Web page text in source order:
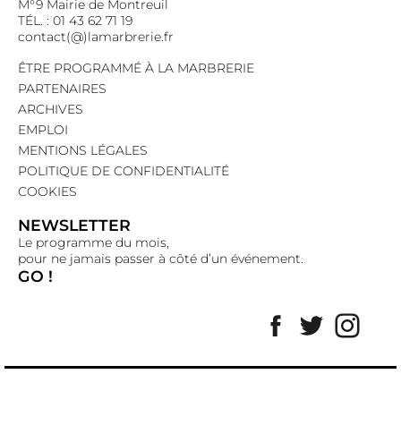
M°9 Mairie de Montreuil
TÉL. : 01 43 62 71 19
contact(@)lamarbrerie.fr
ÊTRE PROGRAMMÉ À LA MARBRERIE
PARTENAIRES
ARCHIVES
EMPLOI
MENTIONS LÉGALES
POLITIQUE DE CONFIDENTIALITÉ
COOKIES
NEWSLETTER
Le programme du mois,
pour ne jamais passer à côté d’un événement.
GO !
Facebook
Twitter